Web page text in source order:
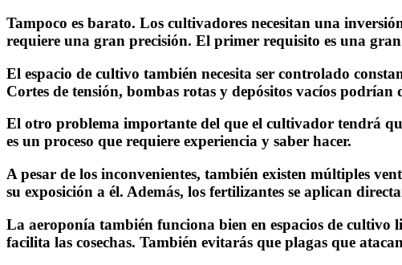
Tampoco es barato. Los cultivadores necesitan una
requiere una gran precisión. El primer requisito es una
El espacio de cultivo también necesita ser controlado
Cortes de tensión, bombas rotas y depósitos vacíos
El otro problema importante del que el cultivador tendrá
es un proceso que requiere experiencia y saber hacer.
A pesar de los inconvenientes, también existen múltiples
su exposición a él. Además, los fertilizantes se aplican
La aeroponía también funciona bien en espacios de cultivo
facilita las cosechas. También evitarás que plagas que